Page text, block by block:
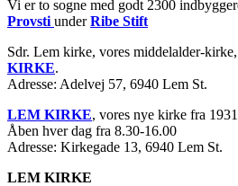
Vi er to sogne med godt 2300
Provsti underRibe Stift
Sdr. Lem kirke, vores middelalder-
KIRKE.
Adresse: Adelvej 57, 6940 Lem St.
LEM KIRKE, vores nye kirke fra
Åben hver dag fra 8.30-16.00
Adresse: Kirkegade 13, 6940 Lem St.
LEM KIRKE